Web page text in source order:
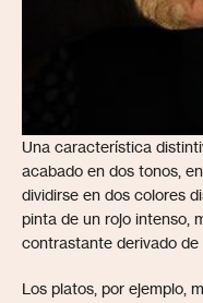
Una característica
acabado en dos tonos,
dividirse en dos colores
pinta de un rojo intenso,
contrastante derivado de
Los platos, por ejemplo,